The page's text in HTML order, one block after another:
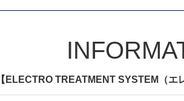
【ELECTRO TREATMENT SYSTEM（エ